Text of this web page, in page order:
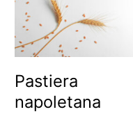
Pastiera
napoletana